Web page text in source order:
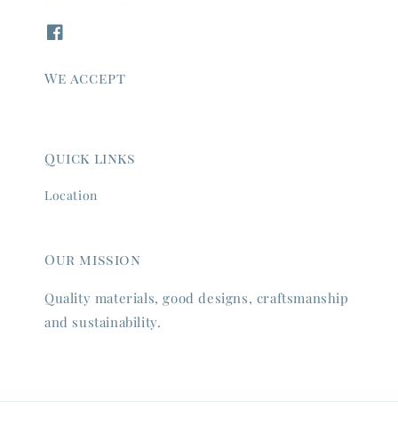
We accept
Quick links
Location
Our mission
Quality materials, good designs, craftsmanship
and sustainability.